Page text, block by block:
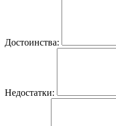
Достоинства:
Недостатки: